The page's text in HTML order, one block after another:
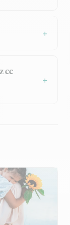
ce